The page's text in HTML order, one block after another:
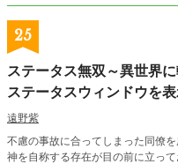
25
ステータス無双～異世界
ステータスウィンドウを
遠野紫
不慮の事故に合ってしまった同僚
神を自称する存在が目の前に立っ